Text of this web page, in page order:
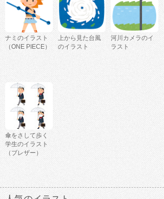
ナミのイラスト
（ONE PIECE）
上から見た台風
のイラスト
河川カメラのイ
ラスト
傘をさして歩く
学生のイラスト
（ブレザー）